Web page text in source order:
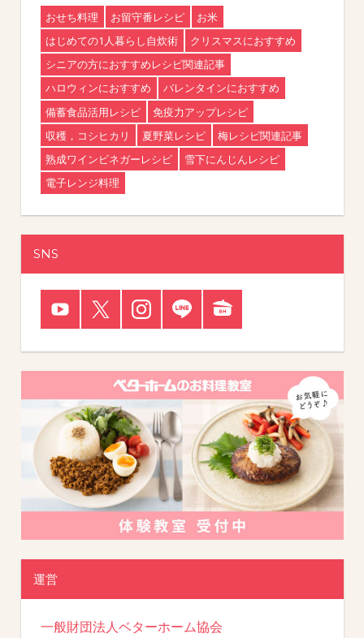
おせち料理 お留守番レシピ
お米
はじめての1人暮らし自炊術
クリスマスにおすすめ
シニアの方におすすめレシピ関連記事
ハロウィンにおすすめ
バレンタインにおすすめ
備蓄食品活用レシピ
免疫力アップレシピ
収穫，コシヒカリ
夏野菜レシピ
梅レシピ関連記事
熟成ワインビネガーレシピ
雪下にんじんレシピ
電子レンジ料理
SNS
運営
一般財団法人ベターホーム協会